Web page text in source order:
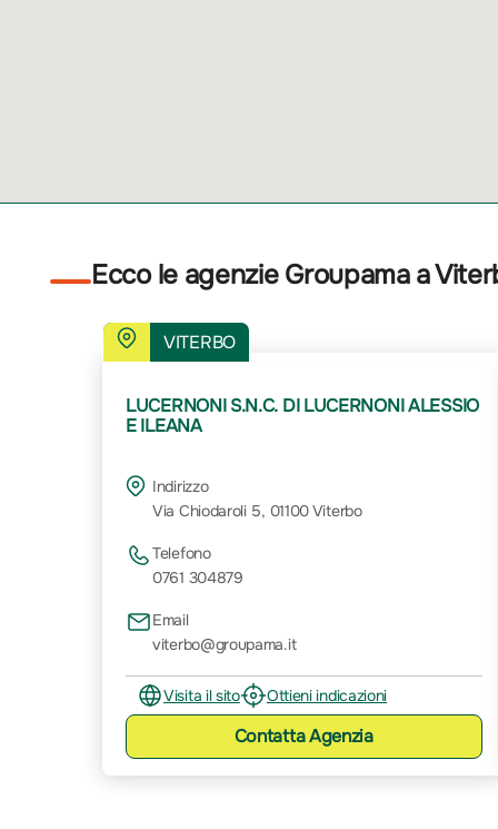
Ecco le agenzie Groupama a
VITERBO
LUCERNONI S.N.C. DI LUCERNONI ALESSIO
E ILEANA
Indirizzo
Via Chiodaroli 5, 01100 Viterbo
Telefono
0761 304879
Email
viterbo@groupama.it
Visita il sito Ottieni indicazioni
ContattaAgenzia